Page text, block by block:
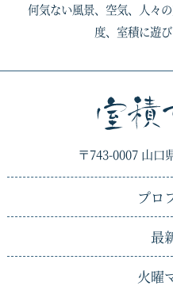
何気ない風景、空気、人々
度、室積に遊
〒743-0007 山口
プロ
最
火曜